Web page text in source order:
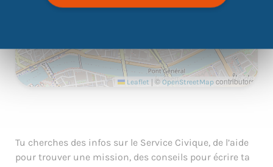
Leaflet | © OpenStreetMap contributors
Tu cherches des infos sur le Service Civique, de l’aide
pour trouver une mission, des conseils pour écrire ta